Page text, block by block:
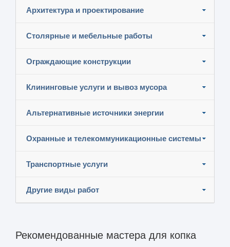
Архитектура и проектирование
Столярные и мебельные работы
Ограждающие конструкции
Клининговые услуги и вывоз мусора
Альтернативные источники энергии
Охранные и телекоммуникационные системы
Транспортные услуги
Другие виды работ
Рекомендованные мастера для копка